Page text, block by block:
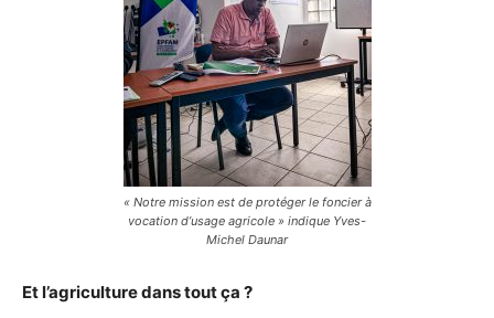
« Notre mission est de protéger le foncier à
vocation d’usage agricole » indique Yves-
Michel Daunar
Et l’agriculture dans tout ça ?